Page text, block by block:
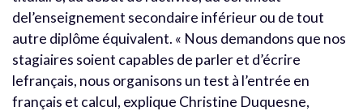
del’enseignement secondaire inférieur ou de tout
autre diplôme équivalent. « Nous demandons que nos
stagiaires soient capables de parler et d’écrire
lefrançais, nous organisons un test à l’entrée en
français et calcul, explique Christine Duquesne,